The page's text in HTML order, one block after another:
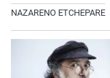
NAZARENO ETCHEPARE